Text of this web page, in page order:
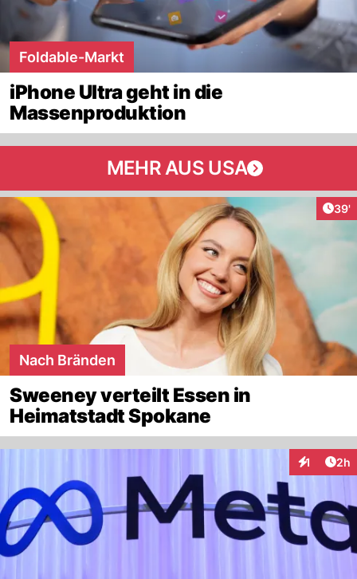
Foldable-Markt
iPhone Ultra geht in die
Massenproduktion
MEHR AUS USA
39'
Nach Bränden
Sweeney verteilt Essen in
Heimatstadt Spokane
1 2h